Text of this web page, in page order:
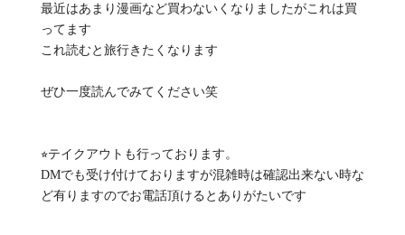
最近はあまり漫画など買わないくなりましたがこれは買
ってます
これ読むと旅行きたくなります
ぜひ一度読んでみてください笑
⭐︎テイクアウトも行っております。
DMでも受け付けておりますが混雑時は確認出来ない時な
ど有りますのでお電話頂けるとありがたいです